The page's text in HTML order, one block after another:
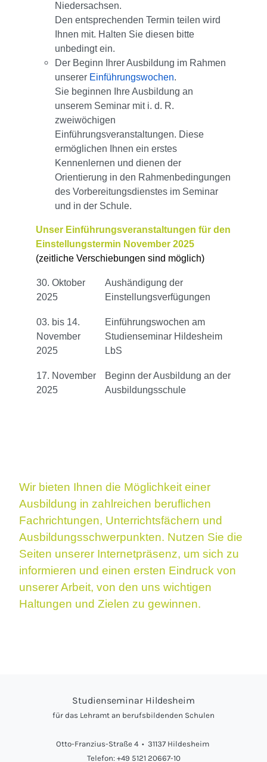
Niedersachsen.
Den entsprechenden Termin teilen wird
Ihnen mit. Halten Sie diesen bitte
unbedingt ein.
Der Beginn Ihrer Ausbildung im Rahmen
unserer Einführungswochen.
Sie beginnen Ihre Ausbildung an
unserem Seminar mit i. d. R.
zweiwöchigen
Einführungsveranstaltungen. Diese
ermöglichen Ihnen ein erstes
Kennenlernen und dienen der
Orientierung in den Rahmenbedingungen
des Vorbereitungsdienstes im Seminar
und in der Schule.
Unser Einführungsveranstaltungen für den
Einstellungstermin November 2025
(zeitliche Verschiebungen sind möglich)
30. Oktober
2025
Aushändigung der
Einstellungsverfügungen
03. bis 14.
November
2025
Einführungswochen am
Studienseminar Hildesheim
LbS
17. November
2025
Beginn der Ausbildung an der
Ausbildungsschule
Wir bieten Ihnen die Möglichkeit einer
Ausbildung in zahlreichen beruflichen
Fachrichtungen, Unterrichtsfächern und
Ausbildungsschwerpunkten. Nutzen Sie die
Seiten unserer Internetpräsenz, um sich zu
informieren und einen ersten Eindruck von
unserer Arbeit, von den uns wichtigen
Haltungen und Zielen zu gewinnen.
Studienseminar Hildesheim
für das Lehramt an berufsbildenden Schulen
Otto-Franzius-Straße 4 • 31137 Hildesheim
Telefon: +49 5121 20667-10